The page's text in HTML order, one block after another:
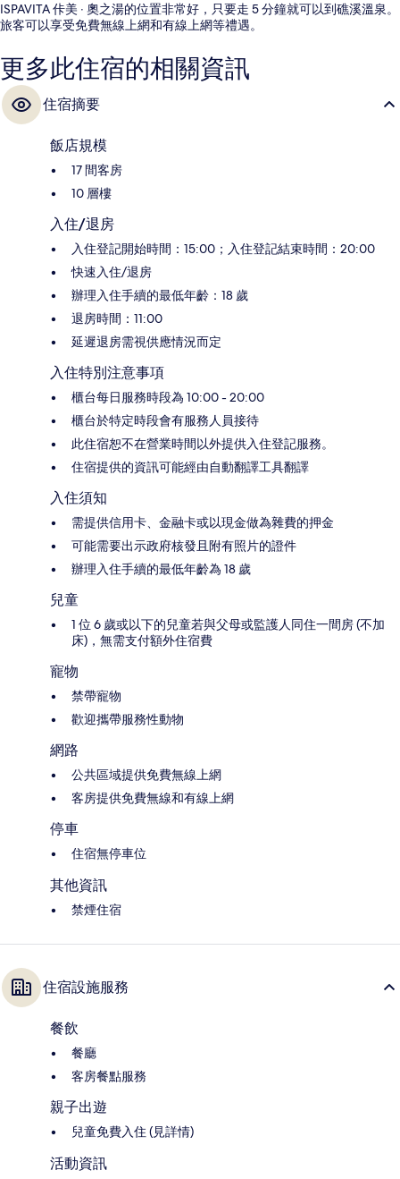
ISPAVITA 佧美 ‧ 奧之湯的位置非常好，只要走 5 分鐘就可以到礁溪溫泉。
旅客可以享受免費無線上網和有線上網等禮遇。
更多此住宿的相關資訊
住宿摘要
飯店規模
17 間客房
10 層樓
入住/退房
入住登記開始時間：15:00；入住登記結束時間：20:00
快速入住/退房
辦理入住手續的最低年齡：18 歲
退房時間：11:00
延遲退房需視供應情況而定
入住特別注意事項
櫃台每日服務時段為 10:00 - 20:00
櫃台於特定時段會有服務人員接待
此住宿恕不在營業時間以外提供入住登記服務。
住宿提供的資訊可能經由自動翻譯工具翻譯
入住須知
需提供信用卡、金融卡或以現金做為雜費的押金
可能需要出示政府核發且附有照片的證件
辦理入住手續的最低年齡為 18 歲
兒童
1 位 6 歲或以下的兒童若與父母或監護人同住一間房 (不加
床)，無需支付額外住宿費
寵物
禁帶寵物
歡迎攜帶服務性動物
網路
公共區域提供免費無線上網
客房提供免費無線和有線上網
停車
住宿無停車位
其他資訊
禁煙住宿
住宿設施服務
餐飲
餐廳
客房餐點服務
親子出遊
兒童免費入住 (見詳情)
活動資訊